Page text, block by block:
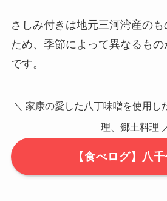
さしみ付きは地元三河湾産の
ため、季節によって異なるもの
です。
＼ 家康の愛した八丁味噌を使用し
理、郷土料理
【食べログ】八